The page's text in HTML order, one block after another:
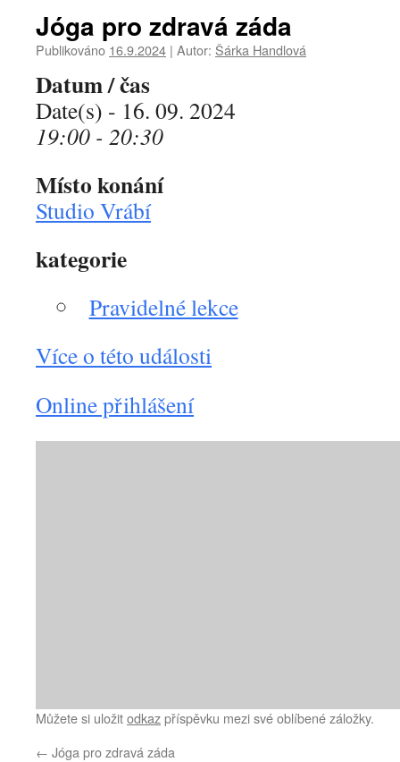
Jóga pro zdravá záda
Publikováno 16.9.2024 | Autor: Šárka Handlová
Datum / čas
Date(s) - 16. 09. 2024
19:00 - 20:30
Místo konání
Studio Vrábí
kategorie
Pravidelné lekce
Více o této události
Online přihlášení
Můžete si uložitodkazpříspěvku mezi své oblíbené záložky.
← Jóga pro zdravá záda